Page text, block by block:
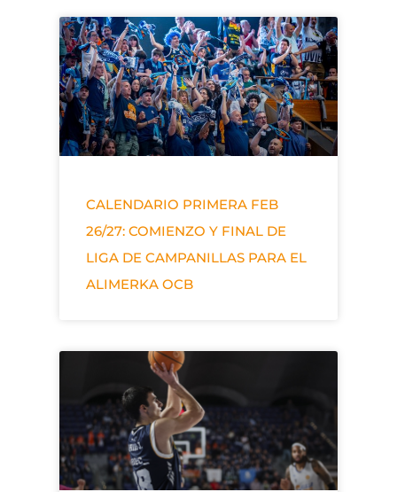
CALENDARIO PRIMERA FEB
26/27: COMIENZO Y FINAL DE
LIGA DE CAMPANILLAS PARA EL
ALIMERKA OCB